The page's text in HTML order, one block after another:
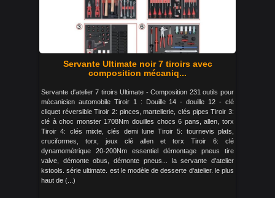
Servante Ultimate noir 7 tiroirs avec
composition mécaniq...
Servante d'atelier 7 tiroirs Ultimate - Composition 231 outils pour
mécanicien automobile Tiroir 1 : Douille 14 - douille 12 - clé
cliquet réversible Tiroir 2: pinces, martellerie, clés pipes Tiroir 3:
clé à choc monster 1708Nm douilles chocs 6 pans, allen, torx
Tiroir 4: clés mixte, clés demi lune Tiroir 5: tournevis plats,
cruciformes, torx, jeux clé allen et torx Tiroir 6: clé
dynamométrique 20-200Nm essentiel démontage pneus tire
valve, démonte obus, démonte pneus... la servante d'atelier
kstools. série ultimate. est le modèle de desserte d'atelier. le plus
haut de (...)